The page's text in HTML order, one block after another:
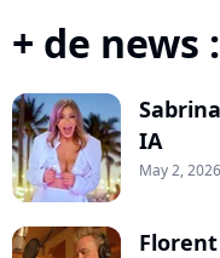
+ de news :
IA
May 2, 2026